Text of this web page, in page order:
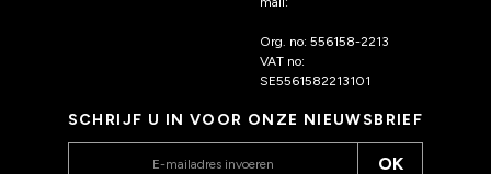
Org. no: 556158-2213
VAT no:
SE5561582213101
SCHRIJF U IN VOOR ONZE NIEUWSBRIEF
OK